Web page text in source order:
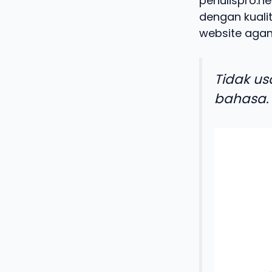
dengan
website
Tidak